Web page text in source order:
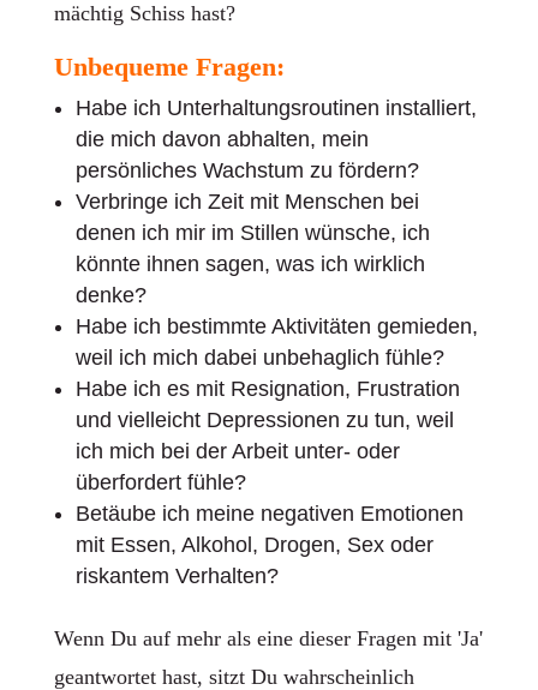
mächtig Schiss hast?
Unbequeme Fragen:
Habe ich Unterhaltungsroutinen installiert,
die mich davon abhalten, mein
persönliches Wachstum zu fördern?
Verbringe ich Zeit mit Menschen bei
denen ich mir im Stillen wünsche, ich
könnte ihnen sagen, was ich wirklich
denke?
Habe ich bestimmte Aktivitäten gemieden,
weil ich mich dabei unbehaglich fühle?
Habe ich es mit Resignation, Frustration
und vielleicht Depressionen zu tun, weil
ich mich bei der Arbeit unter- oder
überfordert fühle?
Betäube ich meine negativen Emotionen
mit Essen, Alkohol, Drogen, Sex oder
riskantem Verhalten?
Wenn Du auf mehr als eine dieser Fragen mit 'Ja'
geantwortet hast, sitzt Du wahrscheinlich